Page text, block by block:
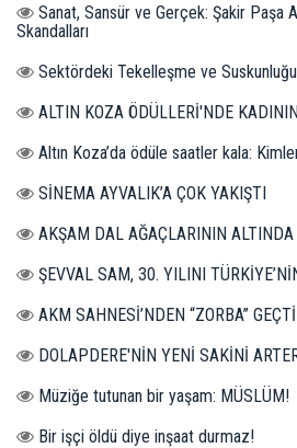
Sanat, Sansür ve Gerçek: Şakir Paşa
Skandalları
Sektördeki Tekelleşme ve
ALTIN KOZA ÖDÜLLERİ'NDE
Altın Koza’da ödüle saatler kala:
SİNEMA AYVALIK’A ÇOK YAKIŞTI
AKŞAM DAL AĞAÇLARININ
ŞEVVAL SAM, 30. YILINI
AKM SAHNESİ’NDEN “ZORBA” GEÇTİ
DOLAPDERE'NİN YENİ SAKİNİ
Müziğe tutunan bir yaşam: MÜSLÜM!
Bir işçi öldü diye inşaat durmaz!